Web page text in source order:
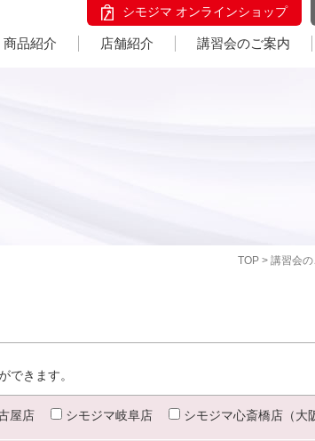
シモジマ オンラインショップ
商品紹介 店舗紹介 講習会のご案内
TOP > 講習会
できます。
屋店 シモジマ岐阜店 シモジマ心斎橋店（大